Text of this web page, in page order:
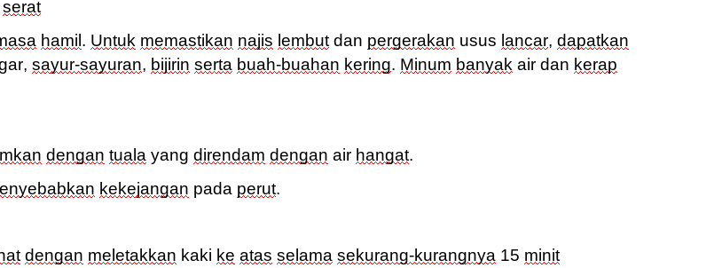
serat
hamil . Untuk memastikan najis lembut dan pergerakan usus lancar, dapatkan
, sayur-sayuran, bijirin serta buah-buahan kering. Minum banyak air dan kerap
dengan tuala yang direndam dengan air hangat.
kekejangan pada perut.
dengan meletakkan kaki ke atas selama sekurang-kurangnya 15 minit